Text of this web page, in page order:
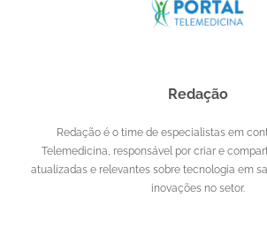
Redação
Redação é o time de especialistas em
Telemedicina, responsável por criar e
atualizadas e relevantes sobre tecnologia em
inovações no setor.